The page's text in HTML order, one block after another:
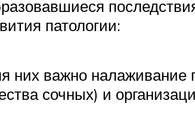
патологии:
них важно налаживание
сочных) и